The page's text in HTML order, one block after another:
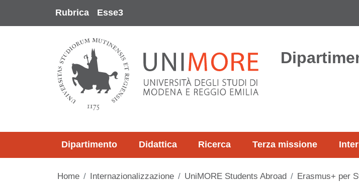
Rubrica Esse3
Dipartimento Didattica Ricerca Terza missione
Home Internazionalizzazione UniMORE Students Abroad Erasmus+ per